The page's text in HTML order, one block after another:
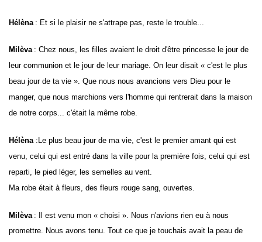
Hélèna : Et si le plaisir ne s'attrape pas, reste le trouble...
Milèva : Chez nous, les filles avaient le droit d'être princesse le jour de
leur communion et le jour de leur mariage. On leur disait « c'est le plus
beau jour de ta vie ». Que nous nous avancions vers Dieu pour le
manger, que nous marchions vers l'homme qui rentrerait dans la maison
de notre corps... c'était la même robe.
Hélèna :Le plus beau jour de ma vie, c'est le premier amant qui est
venu, celui qui est entré dans la ville pour la première fois, celui qui est
reparti, le pied léger, les semelles au vent.
Ma robe était à fleurs, des fleurs rouge sang, ouvertes.
Milèva : Il est venu mon « choisi ». Nous n'avions rien eu à nous
promettre. Nous avons tenu. Tout ce que je touchais avait la peau de